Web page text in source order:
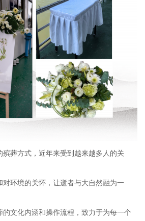
葬方式，近年来受到越来越多人的关
环境的关怀，让逝者与大自然融为一
文化内涵和操作流程，致力于为每一个